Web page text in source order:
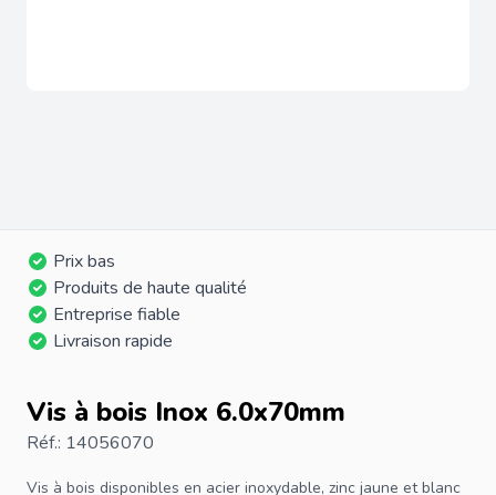
Prix bas
Produits de haute qualité
Entreprise fiable
Livraison rapide
Vis à bois Inox 6.0x70mm
Réf.: 14056070
Vis à bois disponibles en acier inoxydable, zinc jaune et blanc